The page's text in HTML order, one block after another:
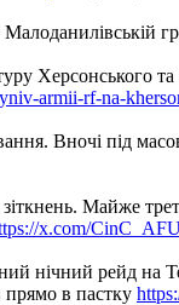
Херсонського
armii-rf-na-
Вночі під
зіткнень. Майже
x.com/
нічний рейд на
прямо в пастку